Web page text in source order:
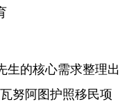
生的核心需求整理出
努阿图护照移民项